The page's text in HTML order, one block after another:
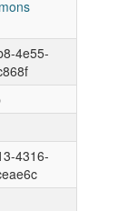
4e55-
4316-